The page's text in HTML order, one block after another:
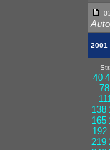
2001
40
78
138
165
192
219